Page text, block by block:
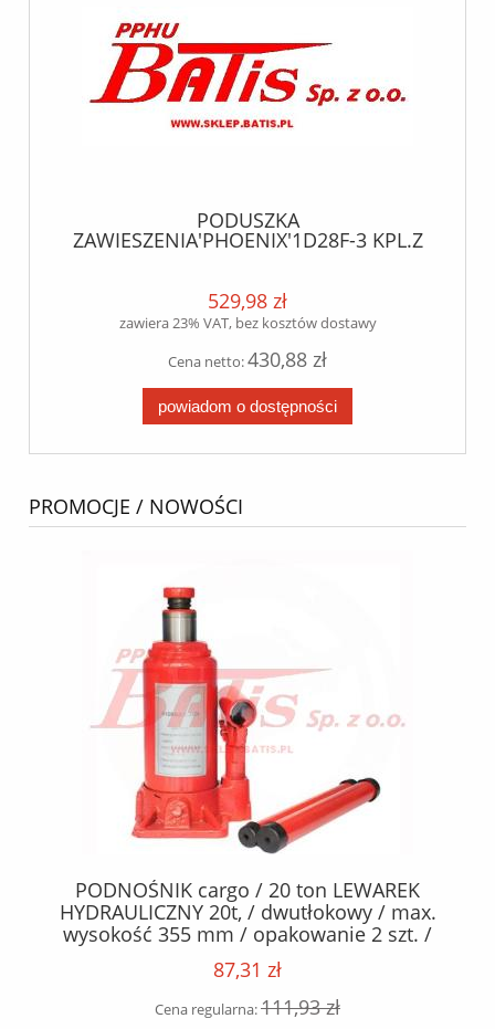
PODUSZKA
ZAWIESZENIA'PHOENIX'1D28F-3 KPL.Z
WEIGHTMASTER ORAZ AIRMASTER
phoenix
529,98 zł
zawiera 23% VAT, bez kosztów dostawy
Cena netto:430,88 zł
powiadom o dostępności
PROMOCJE / NOWOŚCI
PODNOŚNIK cargo / 20 ton LEWAREK
HYDRAULICZNY 20t, / dwutłokowy / max.
wysokość 355 mm / opakowanie 2 szt. /
87,31 zł
Cena regularna:111,93 zł